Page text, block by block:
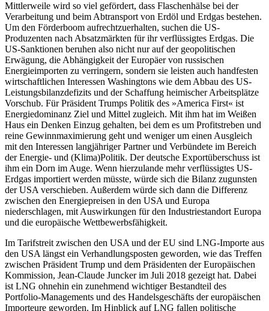
Mittlerweile wird so viel gefördert, dass Flaschenhälse bei der
Verarbeitung und beim Ab­transport von Erdöl und Erdgas bestehen.
Um den Förderboom aufrechtzuerhalten, suchen die US-
Produzenten nach Absatzmärkten für ihr verflüssigtes Erdgas. Die
US-Sank­tionen beruhen also nicht nur auf der geopolitischen
Erwägung, die Ab­hängigkeit der Europäer von russischen
Energieimporten zu verringern, sondern sie leisten auch handfesten
wirtschaftlichen Interessen Washingtons wie dem Abbau des US-
Leistungsbilanzdefizits und der Schaf­fung heimischer Arbeitsplätze
Vor­schub. Für Präsident Trumps Politik des »America First« ist
Energiedominanz Ziel und Mittel zugleich. Mit ihm hat im Weißen
Haus ein Denken Einzug gehalten, bei dem es um Profitstreben und
reine Gewinnmaximierung geht und weniger um einen Ausgleich
mit den Interessen langjähriger Partner und Verbündete im Bereich
der Energie- und (Klima)Politik. Der deutsche Exportüberschuss ist
ihm ein Dorn im Auge. Wenn hierzulande mehr verflüssigtes US-
Erdgas importiert werden müsste, würde sich die Bilanz zugunsten
der USA ver­schieben. Außerdem würde sich dann die Differenz
zwischen den Energiepreisen in den USA und Europa
niederschlagen, mit Aus­wir­kun­gen für den Industriestandort Europa
und die europäische Wettbewerbsfähigkeit.
Im Tarifstreit zwischen den USA und der EU sind LNG-Importe aus
den USA längst ein Verhandlungsposten geworden, wie das Treffen
zwischen Präsident Trump und dem Präsidenten der Europäischen
Kommission, Jean-Claude Juncker im Juli 2018 gezeigt hat. Dabei
ist LNG ohnehin ein zunehmend wichtiger Bestandteil des
Portfolio-Manage­ments und des Handelsgeschäfts der euro­päischen
Importeure geworden. Im Hin­blick auf LNG fallen politische